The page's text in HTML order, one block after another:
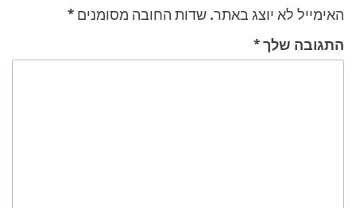
האימייל לא יוצג באתר. שדות החובה מסומנים *
התגובה שלך*